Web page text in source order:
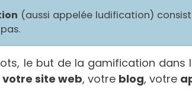
(aussi appelée ludification)
le but de la gamification
votre site web, votre blog, votre